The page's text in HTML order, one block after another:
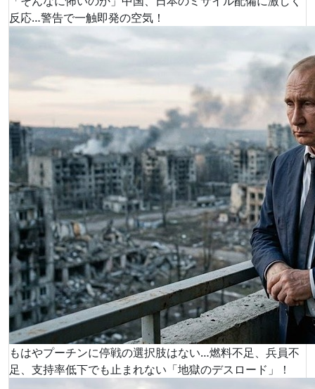
反応…警告で一触即発の空気！
もはやプーチンに停戦の選択肢はない…燃料不足、兵員不
足、支持率低下でも止まれない「地獄のデスロード」！